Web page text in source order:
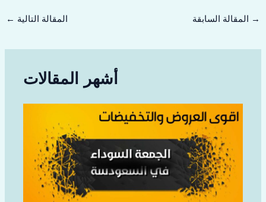
→ المقالة السابقة المقالة التالية ←
أشهر المقالات